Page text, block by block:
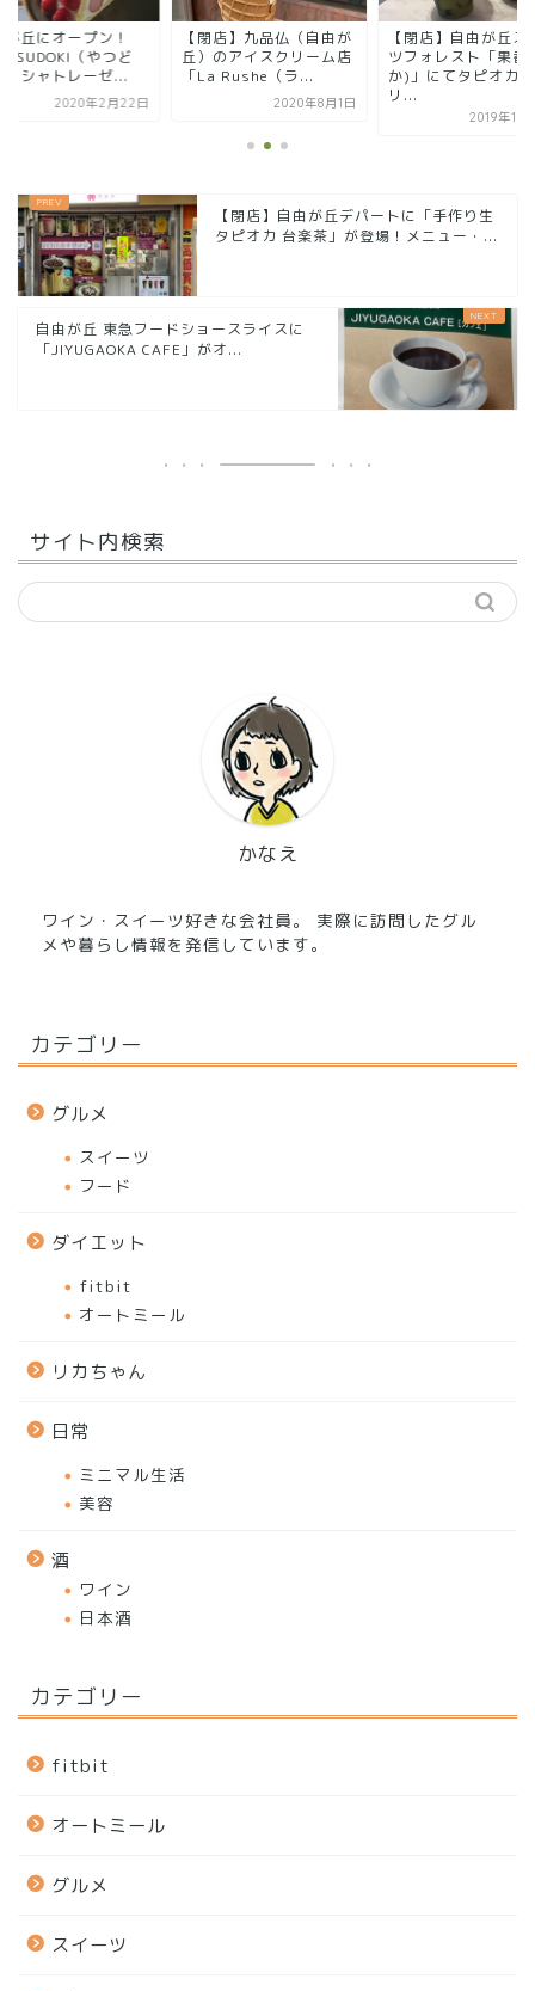
】九品仏（自由が
アイスクリーム店
Rushe（ラ...
2020年8月1日
【閉店】自由が丘スイー
ツフォレスト「果香(か
か)」にてタピオカド
自由が丘にオープン
「YATSUDOKI（やつ
き）」シャトレーゼ
【閉店】自由が丘デパートに「手作り生
タピオカ 台楽茶」が登場！メニュー・...
自由が丘 東急フードショースライスに
「JIYUGAOKA CAFE」がオ...
サイト内検索
かなえ
ワイン・スイーツ好きな会社員。 実際に訪問したグル
メや暮らし情報を発信しています。
カテゴリー
グルメ
スイーツ
フード
ダイエット
fitbit
オートミール
リカちゃん
日常
ミニマル生活
美容
酒
ワイン
日本酒
カテゴリー
fitbit
オートミール
グルメ
スイーツ